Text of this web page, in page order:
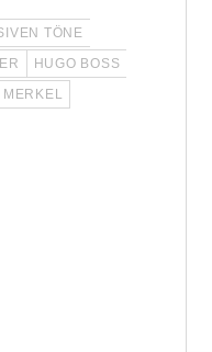
TÖNE
HUGO BOSS